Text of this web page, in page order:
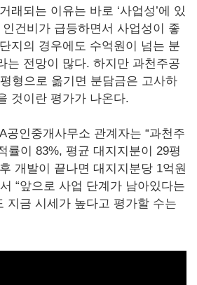
래되는 이유는 바로 ‘사업성’에 있
건비가 급등하면서 사업성이 좋
지의 경우에도 수억원이 넘는 분
는 전망이 많다. 하지만 과천주공
형으로 옮기면 분담금은 고사하
것이란 평가가 나온다.
공인중개사무소 관계자는 “과천주
률이 83%, 평균 대지지분이 29평
개발이 끝나면 대지지분당 1억원
“앞으로 사업 단계가 남아있다는
지금 시세가 높다고 평가할 수는